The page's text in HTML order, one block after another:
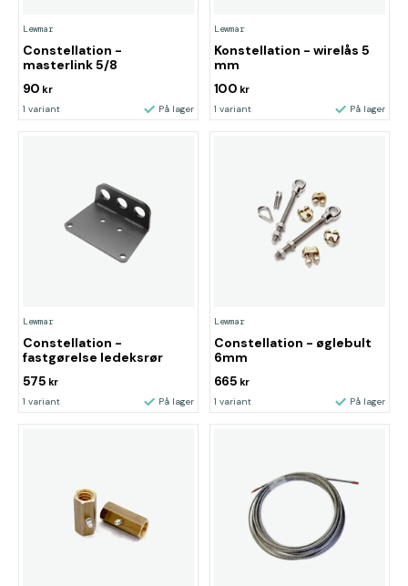
Lewmar
Constellation -
masterlink 5/8
90 kr
1 variant På lager
Lewmar
Konstellation - wirelås 5
mm
100 kr
1 variant På lager
Lewmar
Constellation -
fastgørelse ledeksrør
575 kr
1 variant På lager
Lewmar
Constellation - øglebult
6mm
665 kr
1 variant På lager